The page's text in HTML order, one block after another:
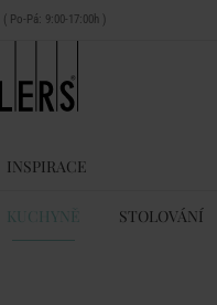
( Po-Pá: 9:00-17:00h )
INSPIRACE
KUCHYNĚ STOLOVÁNÍ